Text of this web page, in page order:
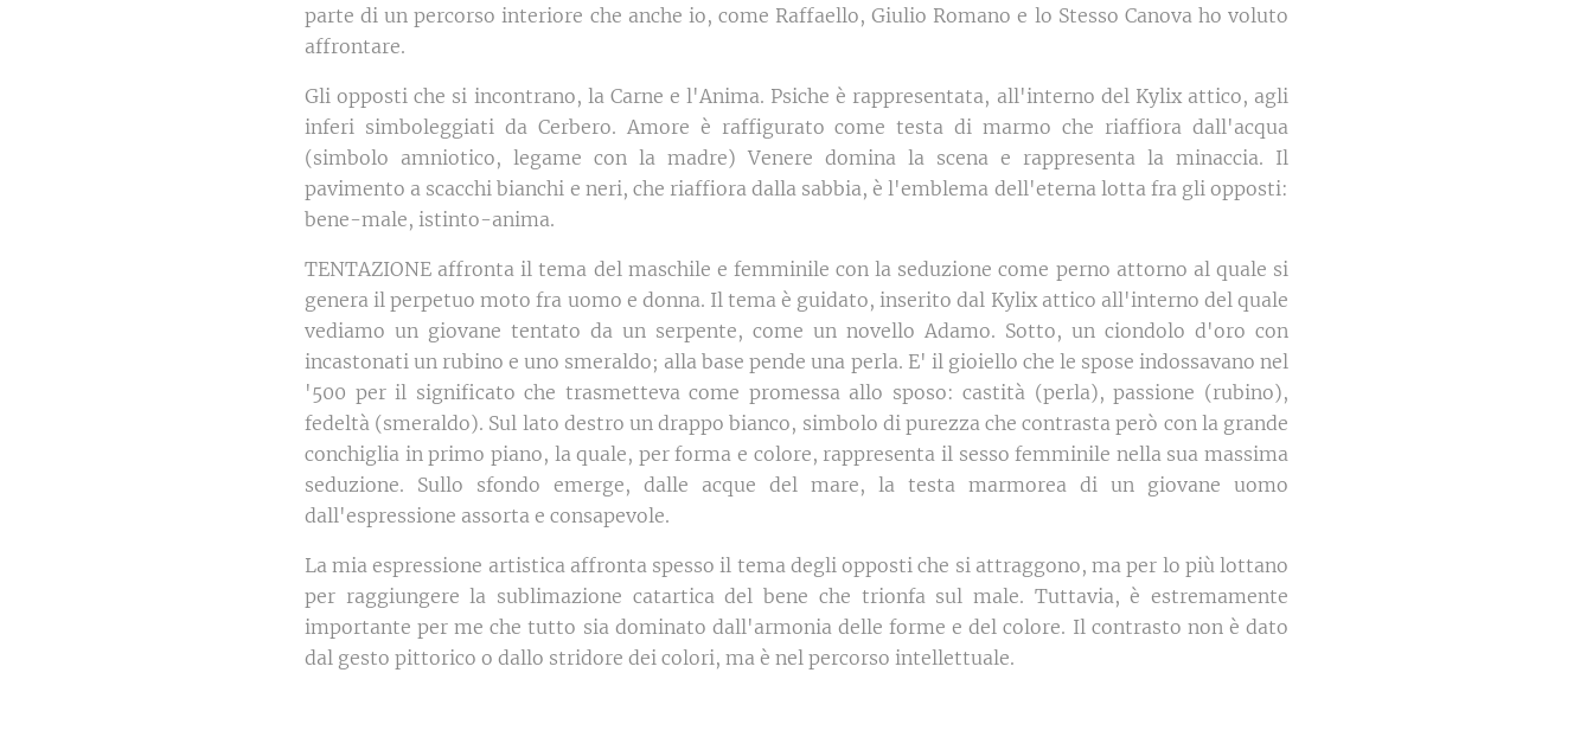
parte di un percorso interiore che anche io, come Raffaello, Giulio Romano e lo Stesso Canova ho voluto
affrontare.
Gli opposti che si incontrano, la Carne e l'Anima. Psiche è rappresentata, all'interno del Kylix attico, agli
inferi simboleggiati da Cerbero. Amore è raffigurato come testa di marmo che riaffiora dall'acqua
(simbolo amniotico, legame con la madre) Venere domina la scena e rappresenta la minaccia. Il
pavimento a scacchi bianchi e neri, che riaffiora dalla sabbia, è l'emblema dell'eterna lotta fra gli opposti:
bene-male, istinto-anima.
TENTAZIONE affronta il tema del maschile e femminile con la seduzione come perno attorno al quale si
genera il perpetuo moto fra uomo e donna. Il tema è guidato, inserito dal Kylix attico all'interno del quale
vediamo un giovane tentato da un serpente, come un novello Adamo. Sotto, un ciondolo d'oro con
incastonati un rubino e uno smeraldo; alla base pende una perla. E' il gioiello che le spose indossavano nel
'500 per il significato che trasmetteva come promessa allo sposo: castità (perla), passione (rubino),
fedeltà (smeraldo). Sul lato destro un drappo bianco, simbolo di purezza che contrasta però con la grande
conchiglia in primo piano, la quale, per forma e colore, rappresenta il sesso femminile nella sua massima
seduzione. Sullo sfondo emerge, dalle acque del mare, la testa marmorea di un giovane uomo
dall'espressione assorta e consapevole.
La mia espressione artistica affronta spesso il tema degli opposti che si attraggono, ma per lo più lottano
per raggiungere la sublimazione catartica del bene che trionfa sul male. Tuttavia, è estremamente
importante per me che tutto sia dominato dall'armonia delle forme e del colore. Il contrasto non è dato
dal gesto pittorico o dallo stridore dei colori, ma è nel percorso intellettuale.